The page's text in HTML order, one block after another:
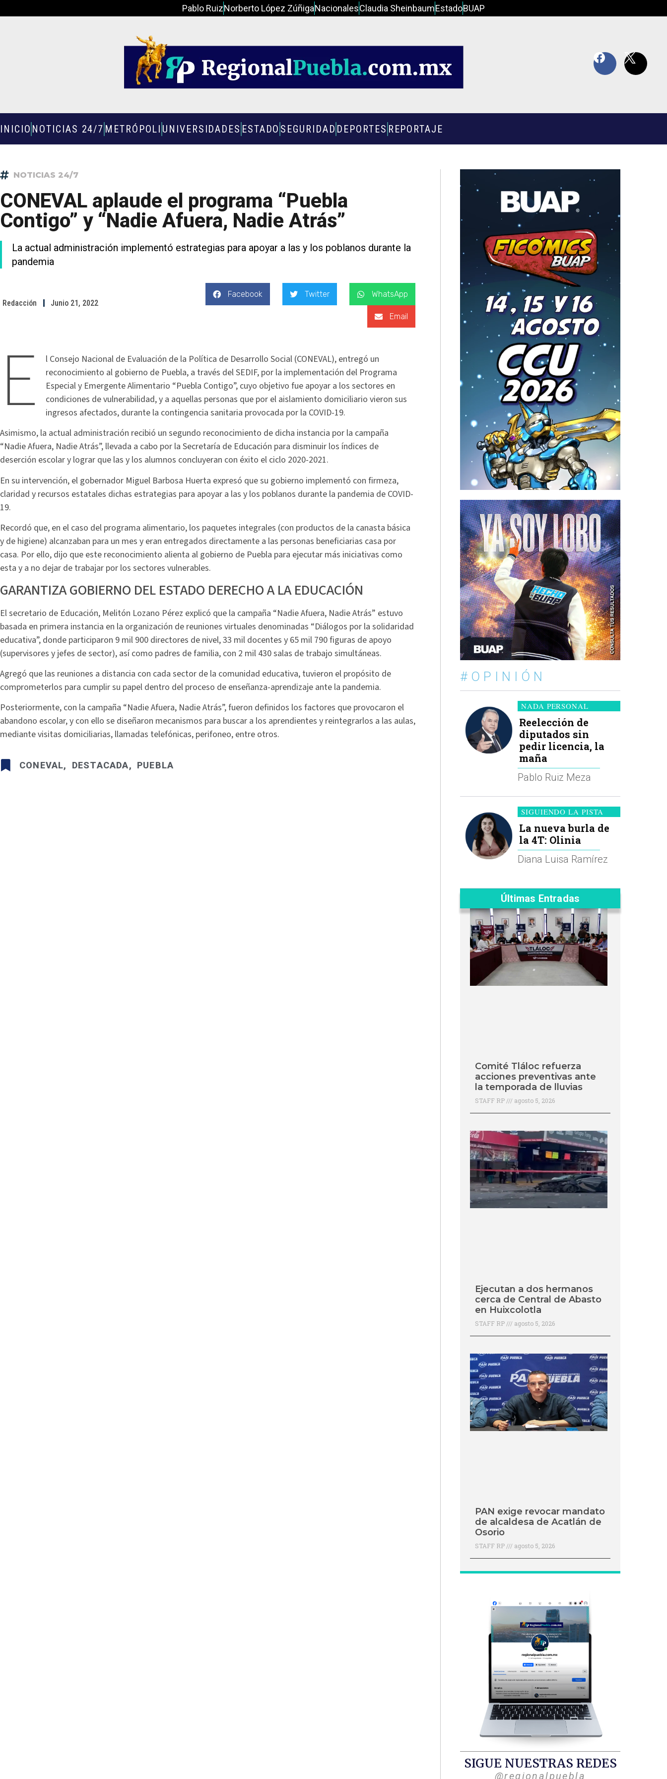
Pablo RuizNorberto López ZúñigaNacionalesClaudia SheinbaumEstadoBUAP
INICIO NOTICIAS 24/7 METRÓPOLI UNIVERSIDADES ESTADO SEGURIDAD DEPORTES REPORTAJE
NOTICIAS 24/7
CONEVAL aplaude el programa “Puebla
Contigo” y “Nadie Afuera, Nadie Atrás”
La actual administración implementó estrategias para apoyar a las y los poblanos durante la
pandemia
Redacción Junio 21, 2022
Facebook Twitter WhatsApp
Email
E
l Consejo Nacional de Evaluación de la Política de Desarrollo Social (CONEVAL), entregó un
reconocimiento al gobierno de Puebla, a través del SEDIF, por la implementación del Programa
Especial y Emergente Alimentario “Puebla Contigo”, cuyo objetivo fue apoyar a los sectores en
condiciones de vulnerabilidad, y a aquellas personas que por el aislamiento domiciliario vieron sus
ingresos afectados, durante la contingencia sanitaria provocada por la COVID-19.
Asimismo, la actual administración recibió un segundo reconocimiento de dicha instancia por la campaña
“Nadie Afuera, Nadie Atrás”, llevada a cabo por la Secretaría de Educación para disminuir los índices de
deserción escolar y lograr que las y los alumnos concluyeran con éxito el ciclo 2020-2021.
En su intervención, el gobernador Miguel Barbosa Huerta expresó que su gobierno implementó con firmeza,
claridad y recursos estatales dichas estrategias para apoyar a las y los poblanos durante la pandemia de COVID-
19.
Recordó que, en el caso del programa alimentario, los paquetes integrales (con productos de la canasta básica
y de higiene) alcanzaban para un mes y eran entregados directamente a las personas beneficiarias casa por
casa. Por ello, dijo que este reconocimiento alienta al gobierno de Puebla para ejecutar más iniciativas como
esta y a no dejar de trabajar por los sectores vulnerables.
GARANTIZA GOBIERNO DEL ESTADO DERECHO A LA EDUCACIÓN
El secretario de Educación, Melitón Lozano Pérez explicó que la campaña “Nadie Afuera, Nadie Atrás” estuvo
basada en primera instancia en la organización de reuniones virtuales denominadas “Diálogos por la solidaridad
educativa”, donde participaron 9 mil 900 directores de nivel, 33 mil docentes y 65 mil 790 figuras de apoyo
(supervisores y jefes de sector), así como padres de familia, con 2 mil 430 salas de trabajo simultáneas.
Agregó que las reuniones a distancia con cada sector de la comunidad educativa, tuvieron el propósito de
comprometerlos para cumplir su papel dentro del proceso de enseñanza-aprendizaje ante la pandemia.
Posteriormente, con la campaña “Nadie Afuera, Nadie Atrás”, fueron definidos los factores que provocaron el
abandono escolar, y con ello se diseñaron mecanismos para buscar a los aprendientes y reintegrarlos a las aulas,
mediante visitas domiciliarias, llamadas telefónicas, perifoneo, entre otros.
CONEVAL, DESTACADA, PUEBLA
#OPINIÓN
NADA PERSONAL
Reelección de
diputados sin
pedir licencia, la
maña
Pablo Ruiz Meza
SIGUIENDO LA PISTA
La nueva burla de
la 4T: Olinia
Diana Luisa Ramírez
Últimas Entradas
Comité Tláloc refuerza
acciones preventivas ante
la temporada de lluvias
STAFF RP agosto 5, 2026
Ejecutan a dos hermanos
cerca de Central de Abasto
en Huixcolotla
STAFF RP agosto 5, 2026
PAN exige revocar mandato
de alcaldesa de Acatlán de
Osorio
STAFF RP agosto 5, 2026
SIGUE NUESTRAS REDES
@regionalpuebla